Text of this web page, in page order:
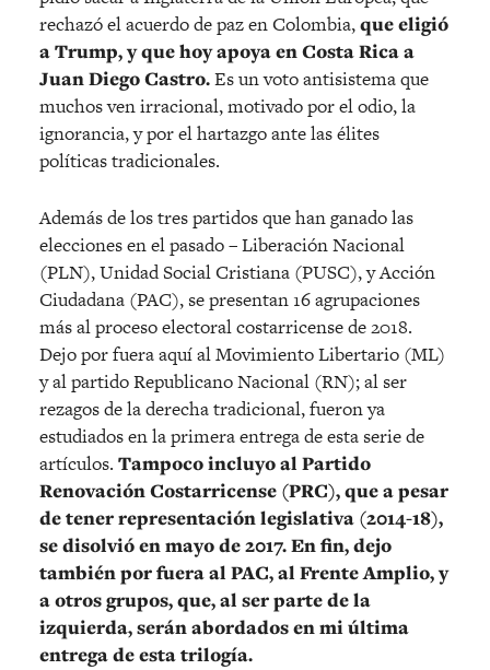
rechazó el acuerdo de paz en Colombia,que eligió
a Trump, y que hoy apoya en Costa Rica a
Juan Diego Castro.Es un voto antisistema que
muchos ven irracional, motivado por el odio, la
ignorancia, y por el hartazgo ante las élites
políticas tradicionales.
Además de los tres partidos que han ganado las
elecciones en el pasado – Liberación Nacional
(PLN), Unidad Social Cristiana (PUSC), y Acción
Ciudadana (PAC), se presentan 16 agrupaciones
más al proceso electoral costarricense de 2018.
Dejo por fuera aquí al Movimiento Libertario (ML)
y al partido Republicano Nacional (RN); al ser
rezagos de la derecha tradicional, fueron ya
estudiados en la primera entrega de esta serie de
artículos. Tampoco incluyo al Partido
Renovación Costarricense (PRC), que a pesar
de tener representación legislativa (2014-18),
se disolvió en mayo de 2017. En fin, dejo
también por fuera al PAC, al Frente Amplio, y
a otros grupos, que, al ser parte de la
izquierda, serán abordados en mi última
entrega de esta trilogía.